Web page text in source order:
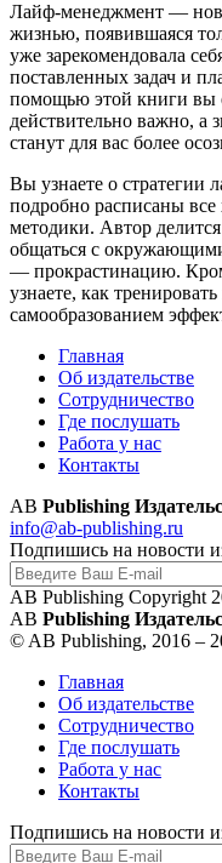
Лайф-менеджмент —
жизнью, появившаяся
уже зарекомендовала
поставленных задач и
помощью этой книги вы
действительно важно, а
станут для вас более
Вы узнаете о стратегии
подробно расписаны
методики. Автор
общаться с
— прокрастинацию.
узнаете, как
самообразованием
Главная
Об издательстве
Сотрудничество
Где послушать
Работа у нас
Контакты
AB Publishing
info@ab-publishing.ru
Подпишись на новости
AB Publishing Copyright
AB Publishing
© AB Publishing, 2016 –
Главная
Об издательстве
Сотрудничество
Где послушать
Работа у нас
Контакты
Подпишись на новости